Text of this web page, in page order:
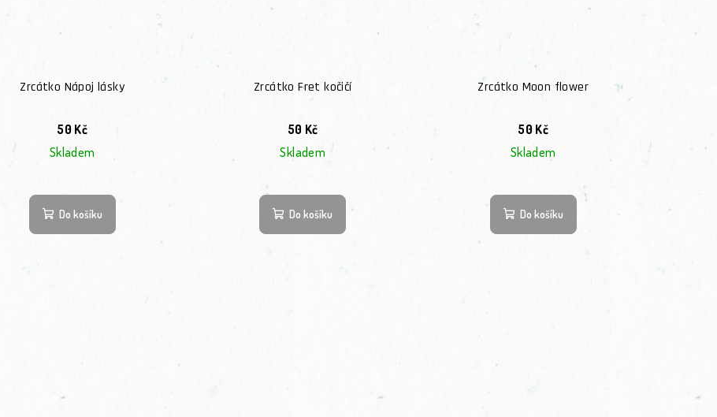
Zrcátko Nápoj lásky
50 Kč
Skladem
Do košíku
Zrcátko Fret kočičí
50 Kč
Skladem
Do košíku
Zrcátko Moon flower
50 Kč
Skladem
Do košíku